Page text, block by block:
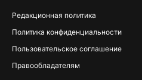
Редакционная политика
Политика конфиденциальности
Пользовательское соглашение
Правообладателям